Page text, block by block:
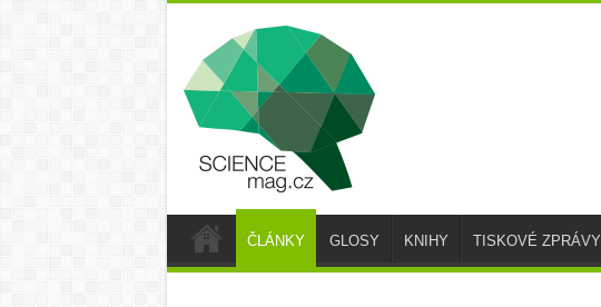
ČLÁNKY GLOSY KNIHY TISKOVÉ ZPRÁVY